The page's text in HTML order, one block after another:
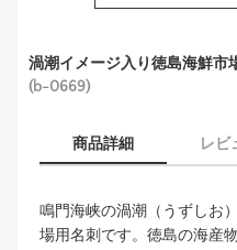
渦潮イメージ入り徳島海鮮市
(b-0669)
商品詳細 レビ
鳴門海峡の渦潮（うずしお
場用名刺です。徳島の海産